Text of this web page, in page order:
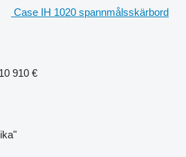
Case IH 1020 spannmålsskärbord
910 €